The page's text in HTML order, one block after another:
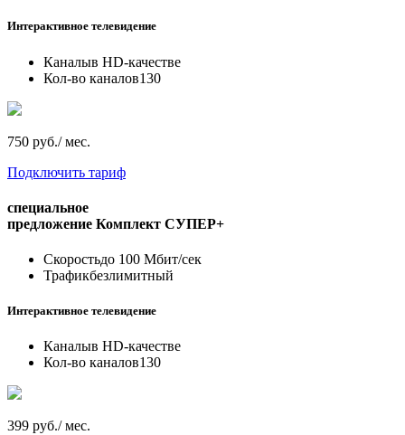
Интерактивное телевидение
Каналыв HD-качестве
Кол-во каналов130
750 руб./ мес.
Подключить тариф
специальное
предложение Комплект СУПЕР+
Скоростьдо 100 Мбит/сек
Трафикбезлимитный
Интерактивное телевидение
Каналыв HD-качестве
Кол-во каналов130
399 руб./ мес.